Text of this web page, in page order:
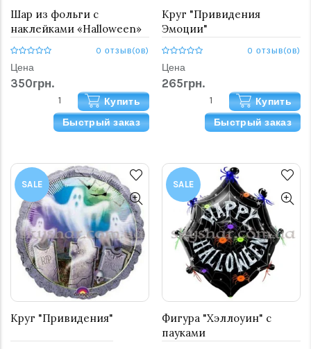
Шар из фольги с
наклейками «Halloween»
0 отзыв(ов)
Цена
350грн.
Купить
Быстрый заказ
Круг "Привидения
Эмоции"
0 отзыв(ов)
Цена
265грн.
Купить
Быстрый заказ
SALE
Круг "Привидения"
SALE
Фигура "Хэллоуин" с
пауками